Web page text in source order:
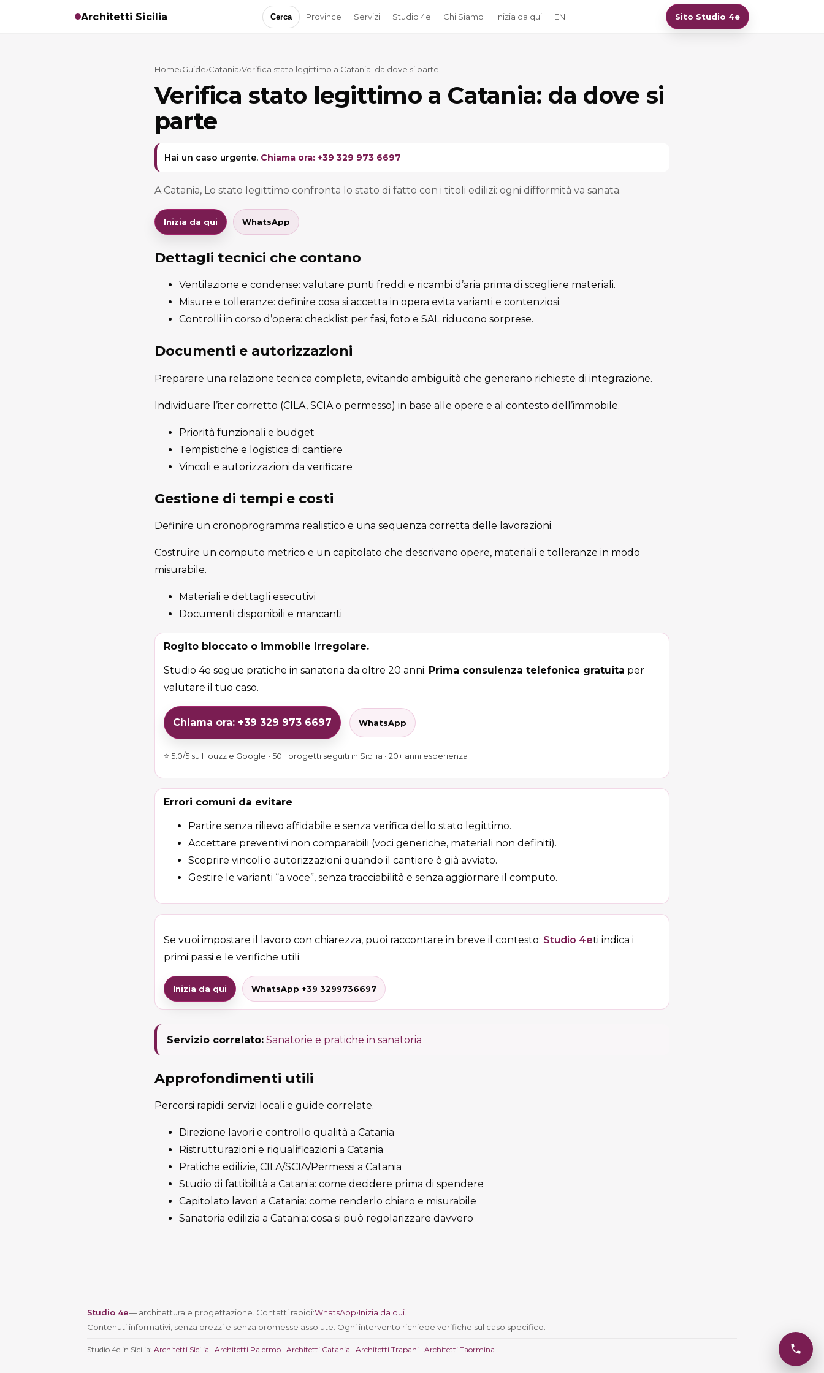
Architetti Sicilia Cerca Province Servizi Studio 4e Chi Siamo Inizia da qui EN Sito Studio 4e
Home›Guide›Catania›Verifica stato legittimo a Catania: da dove si parte
Verifica stato legittimo a Catania: da dove si
parte
Hai un caso urgente. Chiama ora: +39 329 973 6697
A Catania, Lo stato legittimo confronta lo stato di fatto con i titoli edilizi: ogni difformità va sanata.
Inizia da qui WhatsApp
Dettagli tecnici che contano
Ventilazione e condense: valutare punti freddi e ricambi d’aria prima di scegliere materiali.
Misure e tolleranze: definire cosa si accetta in opera evita varianti e contenziosi.
Controlli in corso d’opera: checklist per fasi, foto e SAL riducono sorprese.
Documenti e autorizzazioni
Preparare una relazione tecnica completa, evitando ambiguità che generano richieste di integrazione.
Individuare l’iter corretto (CILA, SCIA o permesso) in base alle opere e al contesto dell’immobile.
Priorità funzionali e budget
Tempistiche e logistica di cantiere
Vincoli e autorizzazioni da verificare
Gestione di tempi e costi
Definire un cronoprogramma realistico e una sequenza corretta delle lavorazioni.
Costruire un computo metrico e un capitolato che descrivano opere, materiali e tolleranze in modo
misurabile.
Materiali e dettagli esecutivi
Documenti disponibili e mancanti
Rogito bloccato o immobile irregolare.
Studio 4e segue pratiche in sanatoria da oltre 20 anni. Prima consulenza telefonica gratuita per
valutare il tuo caso.
Chiama ora: +39 329 973 6697 WhatsApp
⭐ 5.0/5 su Houzz e Google • 50+ progetti seguiti in Sicilia • 20+ anni esperienza
Errori comuni da evitare
Partire senza rilievo affidabile e senza verifica dello stato legittimo.
Accettare preventivi non comparabili (voci generiche, materiali non definiti).
Scoprire vincoli o autorizzazioni quando il cantiere è già avviato.
Gestire le varianti “a voce”, senza tracciabilità e senza aggiornare il computo.
Se vuoi impostare il lavoro con chiarezza, puoi raccontare in breve il contesto: Studio 4eti indica i
primi passi e le verifiche utili.
Inizia da qui WhatsApp +39 3299736697
Servizio correlato: Sanatorie e pratiche in sanatoria
Approfondimenti utili
Percorsi rapidi: servizi locali e guide correlate.
Direzione lavori e controllo qualità a Catania
Ristrutturazioni e riqualificazioni a Catania
Pratiche edilizie, CILA/SCIA/Permessi a Catania
Studio di fattibilità a Catania: come decidere prima di spendere
Capitolato lavori a Catania: come renderlo chiaro e misurabile
Sanatoria edilizia a Catania: cosa si può regolarizzare davvero
Studio 4e— architettura e progettazione. Contatti rapidi:WhatsApp•Inizia da qui
Contenuti informativi, senza prezzi e senza promesse assolute. Ogni intervento richiede verifiche sul caso specifico.
Studio 4e in Sicilia: Architetti Sicilia · Architetti Palermo · Architetti Catania · Architetti Trapani · Architetti Taormina